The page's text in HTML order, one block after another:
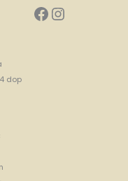
Facebook Park Cukarca
Instagram Park Cukarca
dop